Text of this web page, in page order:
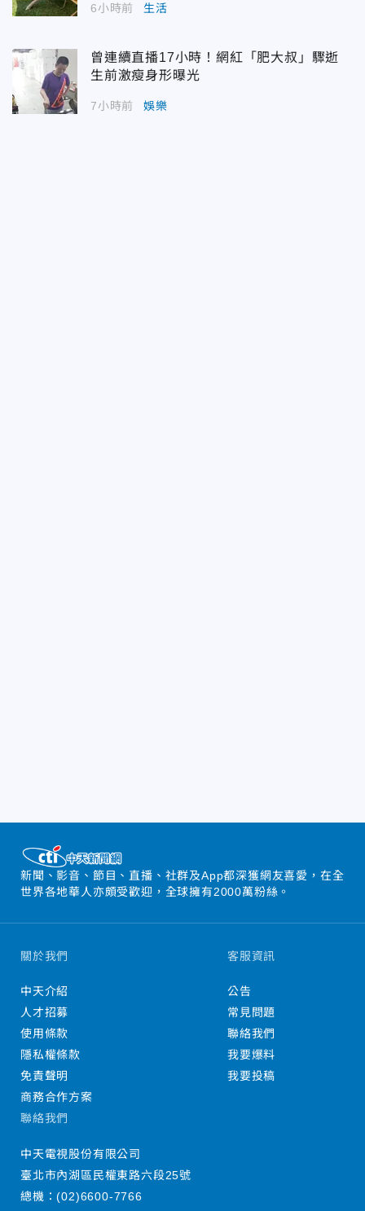
6小時前 生活
曾連續直播17小時！網紅「肥大叔」驟逝
生前激瘦身形曝光
7小時前 娛樂
新聞、影音、節目、直播、社群及App都深獲網友喜愛，在全
世界各地華人亦頗受歡迎，全球擁有2000萬粉絲。
關於我們
中天介紹
人才招募
使用條款
隱私權條款
免責聲明
商務合作方案
客服資訊
公告
常見問題
聯絡我們
我要爆料
我要投稿
聯絡我們
中天電視股份有限公司
臺北市內湖區民權東路六段25號
總機：(02)6600-7766